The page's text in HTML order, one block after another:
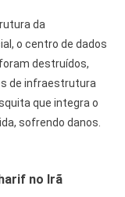
da
o centro de dados
destruídos,
de infraestrutura
que integra o
sofrendo danos.
no Irã